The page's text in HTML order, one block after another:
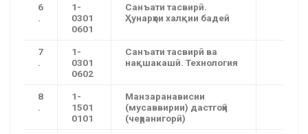
6
.
1-
0301
0601
Санъати тасвирӣ.
Ҳунарҳои халқии бадеӣ
7
.
1-
0301
0602
Санъати тасвирӣ ва
нақшакашӣ. Технология
8
.
1-
1501
0101
Манзаранависии
(мусаввирии) дастгоҳӣ
(чеҳранигорӣ)